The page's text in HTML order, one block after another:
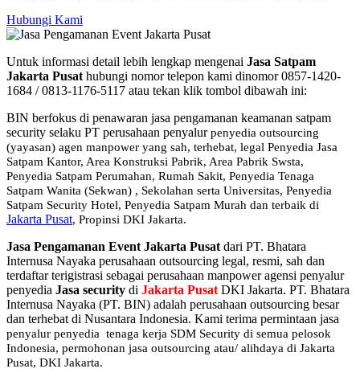
Hubungi Kami
Untuk informasi detail lebih lengkap mengenai Jasa Satpam
Jakarta Pusat hubungi nomor telepon kami dinomor 0857-1420-
1684 / 0813-1176-5117 atau tekan klik tombol dibawah ini:
BIN berfokus di penawaran jasa pengamanan keamanan satpam
security selaku PT perusahaan penyalurpenyedia outsourcing
(yayasan) agen manpower yang sah, terhebat, legal Penyedia Jasa
Satpam Kantor, Area Konstruksi Pabrik, Area Pabrik Swsta,
Penyedia Satpam Perumahan, Rumah Sakit, Penyedia Tenaga
Satpam Wanita (Sekwan) , Sekolahan serta Universitas, Penyedia
Satpam Security Hotel, Penyedia Satpam Murah dan terbaik di
Jakarta Pusat, Propinsi DKI Jakarta.
Jasa Pengamanan Event Jakarta Pusat dari PT. Bhatara
Internusa Nayaka perusahaan outsourcing legal, resmi, sah dan
terdaftar terigistrasi sebagai perusahaan manpower agensi penyalur
penyedia Jasa security di Jakarta Pusat DKI Jakarta. PT. Bhatara
Internusa Nayaka (PT. BIN) adalah perusahaan outsourcing besar
dan terhebat di Nusantara Indonesia. Kami terima permintaan jasa
penyalur penyedia tenaga kerja SDM Security di semua pelosok
Indonesia, permohonan jasa outsourcing atau/ alihdaya di Jakarta
Pusat, DKI Jakarta.